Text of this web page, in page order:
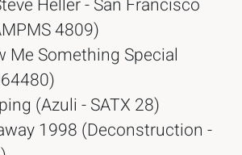
Heller - San Francisco
4809)
Me Something Special
(Azuli - SATX 28)
1998 (Deconstruction -